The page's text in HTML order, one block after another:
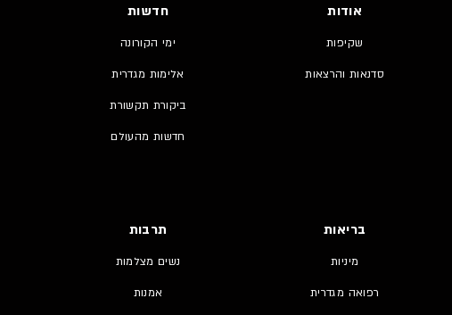
אודות
שקיפות
סדנאות והרצאות
חדשות
ימי הקורונה
אלימות מגדרית
ביקורת תקשורת
חדשות מהעולם
בריאות
מיניות
רפואה מגדרית
תרבות
נשים מצלמות
אמנות